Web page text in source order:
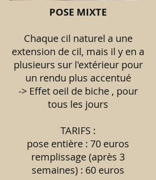
POSE MIXTE
Chaque cil naturel a une
extension de cil, mais il y en a
plusieurs sur l'extérieur pour
un rendu plus accentué
-> Effet oeil de biche , pour
tous les jours
TARIFS :
pose entière : 70 euros
remplissage (après 3
semaines) : 60 euros